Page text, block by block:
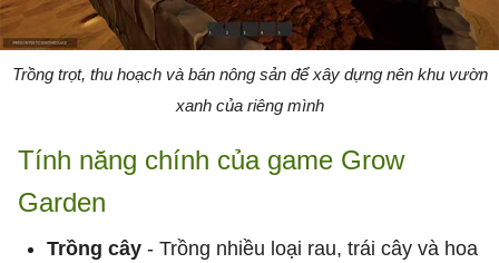
Trồng trọt, thu hoạch và bán nông sản để xây dựng nên khu vườn
xanh của riêng mình
Tính năng chính của game Grow
Garden
Trồng cây - Trồng nhiều loại rau, trái cây và hoa